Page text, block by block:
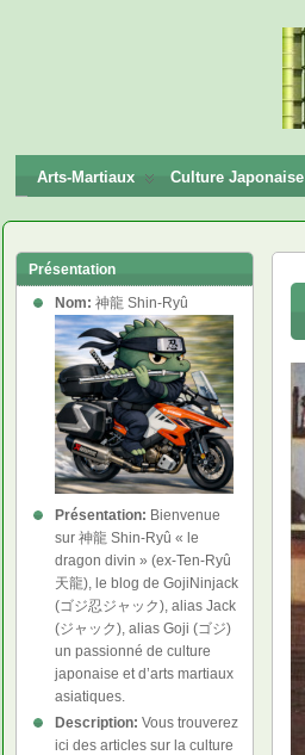
Ryū
Arts-Martiaux Culture Japonaise
Présentation
Nom: 神龍 Shin-Ryû
Présentation: Bienvenue
sur 神龍 Shin-Ryû « le
dragon divin » (ex-Ten-Ryû
天龍), le blog de GojiNinjack
(ゴジ忍ジャック), alias Jack
(ジャック), alias Goji (ゴジ)
un passionné de culture
japonaise et d’arts martiaux
asiatiques.
Description: Vous trouverez
ici des articles sur la culture